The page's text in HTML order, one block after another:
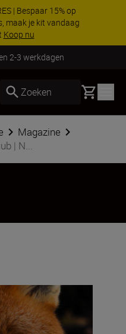
| Bespaar 15% op
maak je kit vandaag
Koop nu
3 werkdagen
Zoeken Basket
Magazine
| N...
Calendar Challenge? The